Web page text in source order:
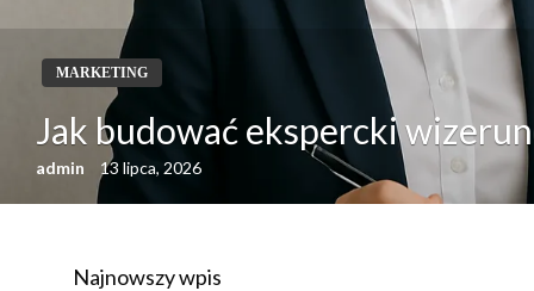
MARKETING
Jak budować ekspercki
admin 13 lipca, 2026
Najnowszy wpis